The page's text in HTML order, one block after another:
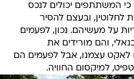
כי המשתתפים יכולים לנכס
ובעצם להסיר
על מעשיהם. נכון, לפעמים
והם מורידים את
לאקט עצמנו, אבל לפעמים הם
למיקסום החוויה.